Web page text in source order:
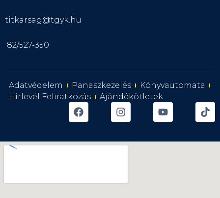
titkarsag@tgyk.hu
82/527-350
Adatvédelem Panaszkezelés
Könyvautomata
Hírlevél Feliratkozás
Ajándékötletek